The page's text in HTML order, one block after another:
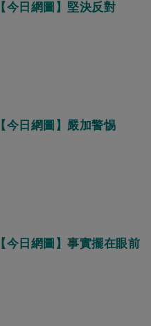
【今日網圖】堅決反對
【今日網圖】嚴加警惕
【今日網圖】事實擺在眼前